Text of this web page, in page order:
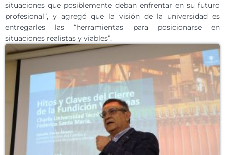
situaciones que posiblemente deban enfrentar en su futuro
profesional”, y agregó que la visión de la universidad es
entregarles las “herramientas para posicionarse en
situaciones realistas y viables”.